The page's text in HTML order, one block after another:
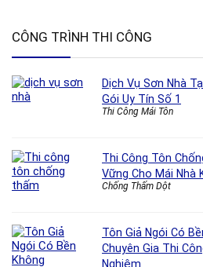
CÔNG TRÌNH THI CÔNG
Dịch Vụ Sơn Nhà
Gói Uy Tín Số 1
Thi Công Mái Tôn
Thi Công Tôn
Vững Cho Mái Nhà
Chống Thấm Dột
Tôn Giả Ngói Có
Chuyên Gia Thi
Nghiệm